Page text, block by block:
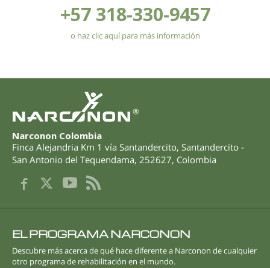
+57 318-330-9457
o haz clic aquí para más información
®
Narconon Colombia
Finca Alejandria Km 1 vía Santandercito, Santandercito -
San Antonio del Tequendama, 252627, Colombia
EL PROGRAMA NARCONON
Descubre más acerca de qué hace diferente a Narconon de cualquier
otro programa de rehabilitación en el mundo.